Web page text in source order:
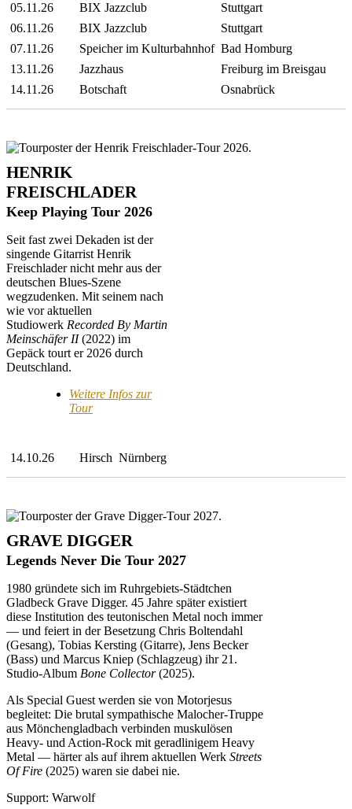
05.11.26
BIX Jazzclub
Stuttgart
06.11.26
BIX Jazzclub
Stuttgart
07.11.26
Speicher im Kulturbahnhof Bad Homburg
13.11.26
Jazzhaus
Freiburg im Breisgau
14.11.26
Botschaft Osnabrück
HENRIK
FREISCHLADER
Keep Playing Tour 2026
Seit fast zwei Dekaden ist der
singende Gitarrist Henrik
Freischlader nicht mehr aus der
deutschen Blues-Szene
wegzudenken. Mit seinem nach
wie vor aktuellen
Studiowerk Recorded By Martin
Meinschäfer II(2022) im
Gepäck tourt er 2026 durch
Deutschland.
Weitere Infos zur
Tour
14.10.26 Hirsch Nürnberg
GRAVE DIGGER
Legends Never Die Tour 2027
1980 gründete sich im Ruhrgebiets-Städtchen
Gladbeck Grave Digger. 45 Jahre später existiert
diese Institution des teutonischen Metal noch immer
— und feiert in der Besetzung Chris Boltendahl
(Gesang), Tobias Kersting (Gitarre), Jens Becker
(Bass) und Marcus Kniep (Schlagzeug) ihr 21.
Studio-Album Bone Collector(2025).
Als Special Guest werden sie von Motorjesus
begleitet: Die brutal sympathische Malocher-Truppe
aus Mönchengladbach verbinden muskulösen
Heavy- und Action-Rock mit geradlinigem Heavy
Metal — härter als auf ihrem aktuellen Werk Streets
Of Fire (2025) waren sie dabei nie.
Support: Warwolf